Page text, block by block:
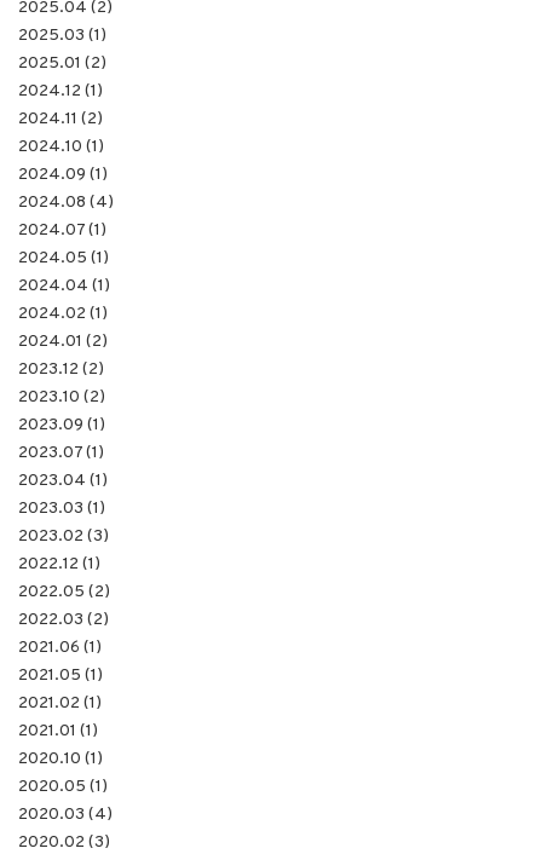
2025.04 (2)
2025.03 (1)
2025.01 (2)
2024.12 (1)
2024.11 (2)
2024.10 (1)
2024.09 (1)
2024.08 (4)
2024.07 (1)
2024.05 (1)
2024.04 (1)
2024.02 (1)
2024.01 (2)
2023.12 (2)
2023.10 (2)
2023.09 (1)
2023.07 (1)
2023.04 (1)
2023.03 (1)
2023.02 (3)
2022.12 (1)
2022.05 (2)
2022.03 (2)
2021.06 (1)
2021.05 (1)
2021.02 (1)
2021.01 (1)
2020.10 (1)
2020.05 (1)
2020.03 (4)
2020.02 (3)